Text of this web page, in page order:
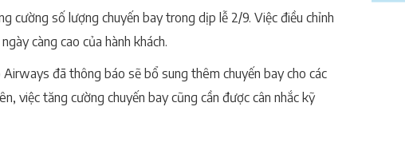
cường số lượng chuyến bay trong dịp lễ 2/9. Việc điều chỉnh
càng cao của hành khách.
đã thông báo sẽ bổ sung thêm chuyến bay cho các
việc tăng cường chuyến bay cũng cần được cân nhắc kỹ